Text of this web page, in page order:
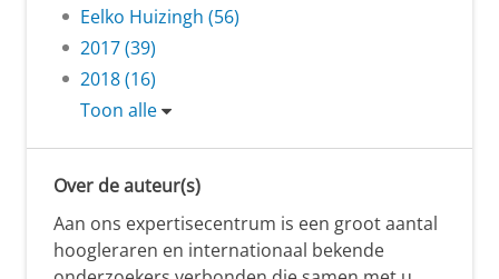
Eelko Huizingh (56)
2017 (39)
2018 (16)
Toon alle
Over de auteur(s)
Aan ons expertisecentrum is een groot aantal
hoogleraren en internationaal bekende